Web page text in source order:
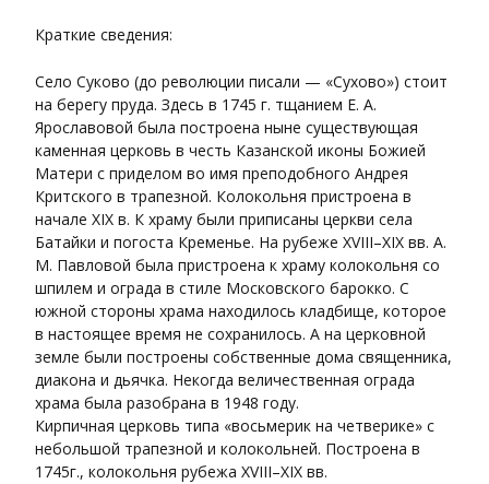
Краткие сведения:
Село Суково (до революции писали — «Сухово») стоит
на берегу пруда. Здесь в 1745 г. тщанием Е. А.
Ярославовой была построена ныне существующая
каменная церковь в честь Казанской иконы Божией
Матери с приделом во имя преподобного Андрея
Критского в трапезной. Колокольня пристроена в
начале XIX в. К храму были приписаны церкви села
Батайки и погоста Кременье. На рубеже XVIII–XIX вв. А.
М. Павловой была пристроена к храму колокольня со
шпилем и ограда в стиле Московского барокко. С
южной стороны храма находилось кладбище, которое
в настоящее время не сохранилось. А на церковной
земле были построены собственные дома священника,
диакона и дьячка. Некогда величественная ограда
храма была разобрана в 1948 году.
Кирпичная церковь типа «восьмерик на четверике» с
небольшой трапезной и колокольней. Построена в
1745г., колокольня рубежа XVIII–XIX вв.